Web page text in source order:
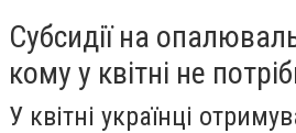
Субсидії на
кому у квітні не
У квітні українці